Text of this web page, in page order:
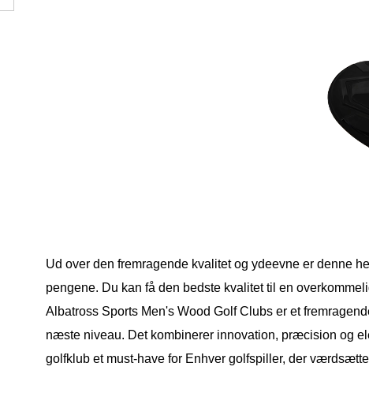
Ud over den fremragende kvalitet og ydeevne er denne
pengene. Du kan få den bedste kvalitet til en
Albatross Sports Men's Wood Golf Clubs er et
næste niveau. Det kombinerer innovation, præcision og
golfklub et must-have for Enhver golfspiller, der